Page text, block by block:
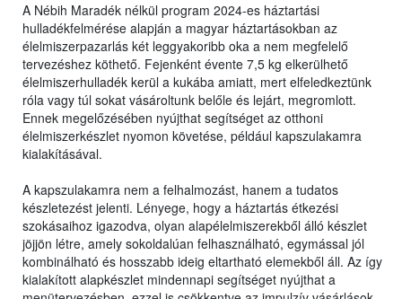
A Nébih Maradék nélkül program 2024-es háztartási
hulladékfelmérése alapján a magyar háztartásokban az
élelmiszerpazarlás két leggyakoribb oka a nem megfelelő
tervezéshez köthető. Fejenként évente 7,5 kg elkerülhető
élelmiszerhulladék kerül a kukába amiatt, mert elfeledkeztünk
róla vagy túl sokat vásároltunk belőle és lejárt, megromlott.
Ennek megelőzésében nyújthat segítséget az otthoni
élelmiszerkészlet nyomon követése, például kapszulakamra
kialakításával.
A kapszulakamra nem a felhalmozást, hanem a tudatos
készletezést jelenti. Lényege, hogy a háztartás étkezési
szokásaihoz igazodva, olyan alapélelmiszerekből álló készlet
jöjjön létre, amely sokoldalúan felhasználható, egymással jól
kombinálható és hosszabb ideig eltartható elemekből áll. Az így
kialakított alapkészlet mindennapi segítséget nyújthat a